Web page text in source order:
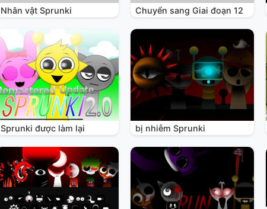
Nhân vật Sprunki Chuyển sang Giai đoạn 12
Sprunki được làm lại bị nhiễm Sprunki